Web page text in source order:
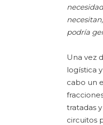
podría
Una vez
logística
cabo un
tratadas
circuitos